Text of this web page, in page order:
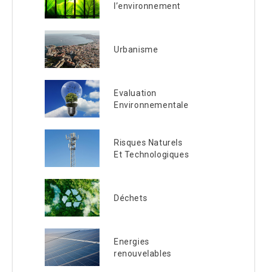
l’environnement
Urbanisme
Evaluation
Environnementale
Risques Naturels
Et Technologiques
Déchets
Energies
renouvelables